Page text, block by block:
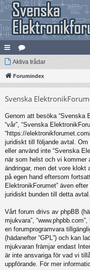
na
bb
ar
at
eg
Aktiva trådar
Forumindex
Svenska
Genom att besöka “Svenska
“vår”, “Svenska
“https://
juridiskt till följande avtal.
eller använd inte “Svenska
när som helst och vi kommer
ändringar, men det vore klokt
på egen hand eftersom
ElektronikForumet” även
juridiskt bunden till detta avtal.
Vårt forum drivs av phpBB
mjukvara”,
en forumprogramvara
(hädanefter “GPL”) och kan
mjukvaran främjar endast
är inte ansvariga för vad vi
uppförande. För mer